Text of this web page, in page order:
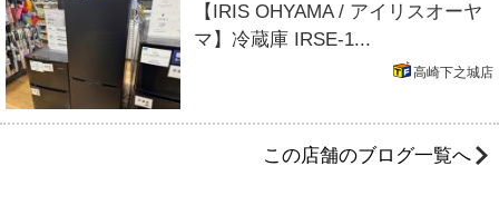
【IRIS OHYAMA / アイリスオーヤ
マ】冷蔵庫 IRSE-1...
高崎下之城店
この店舗のブログ一覧へ